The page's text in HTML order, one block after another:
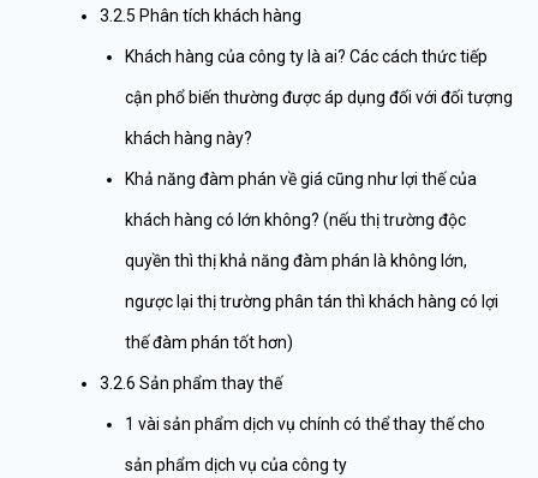
3.2.5 Phân tích khách hàng
Khách hàng của công ty là ai? Các cách thức tiếp
cận phổ biến thường được áp dụng đối với đối tượng
khách hàng này?
Khả năng đàm phán về giá cũng như lợi thế của
khách hàng có lớn không? (nếu thị trường độc
quyền thì thị khả năng đàm phán là không lớn,
ngược lại thị trường phân tán thì khách hàng có lợi
thế đàm phán tốt hơn)
3.2.6 Sản phẩm thay thế
1 vài sản phẩm dịch vụ chính có thể thay thế cho
sản phẩm dịch vụ của công ty